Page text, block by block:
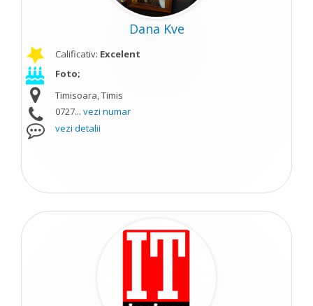
Dana Kve
Calificativ: Excelent
Foto;
Timisoara, Timis
0727... vezi numar
vezi detalii